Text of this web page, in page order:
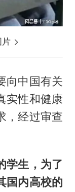
片
向中国有关
实性和健康
，经过审查
学生，为了
国内高校的